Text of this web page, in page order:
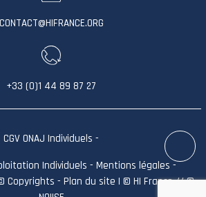
CONTACT@HIFRANCE.ORG
+33 (0)1 44 89 87 27
CGV ONAJ Individuels -
Individuels - Mentions légales -
Copyrights - Plan du site | © HI France // ©